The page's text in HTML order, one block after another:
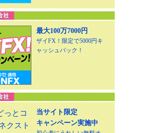
最大100万7000円
ザイFX！限定で5000円キ
ャッシュバック！
当サイト限定
キャンペーン実施中